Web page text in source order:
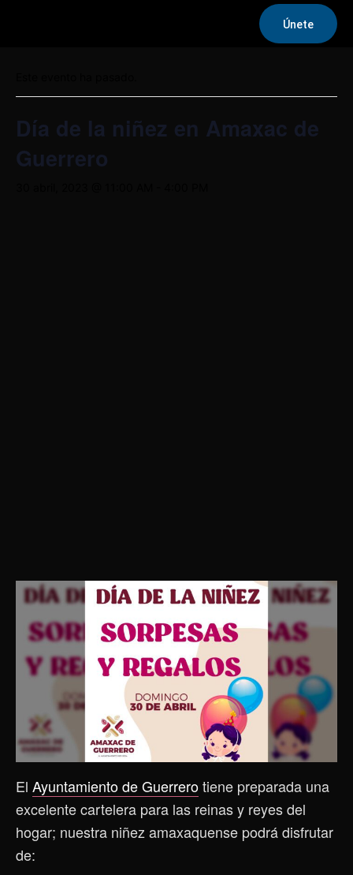
Únete
Día de la niñez en Amaxac de
Guerrero
El Ayuntamiento de Guerrerotiene preparada una
excelente cartelera para las reinas y reyes del
hogar; nuestra niñez amaxaquense podrá disfrutar
de: